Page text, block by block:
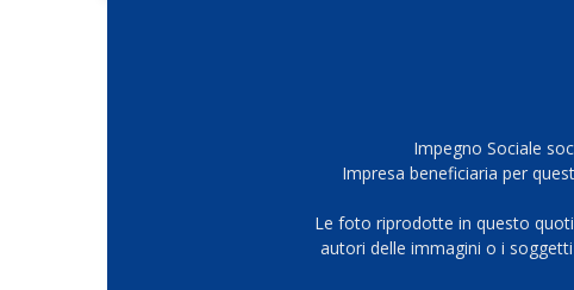
Impegno Sociale
Impresa beneficiaria per
Le foto riprodotte in questo
autori delle immagini o i